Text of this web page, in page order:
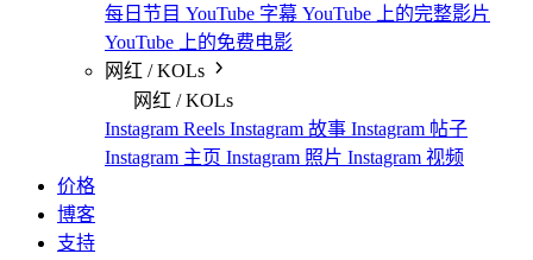
每日节目 YouTube 字幕 YouTube 上的完整影片
YouTube 上的免费电影
网红 / KOLs
网红 / KOLs
Instagram Reels Instagram 故事 Instagram 帖子
Instagram 主页 Instagram 照片 Instagram 视频
价格
博客
支持